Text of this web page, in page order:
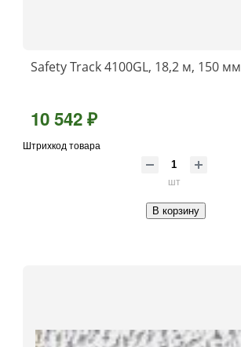
Safety Track 4100GL, 18,2 м, 150 мм
10 542 ₽
Штрихкод товара
шт
В корзину